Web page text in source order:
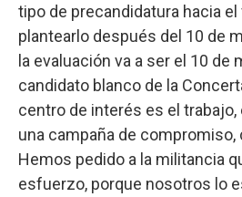
tipo de precandidatura hacia
plantearlo después del 10 de
la evaluación va a ser el 10 de
candidato blanco de la
centro de interés es el
una campaña de
Hemos pedido a la militancia
esfuerzo, porque nosotros lo